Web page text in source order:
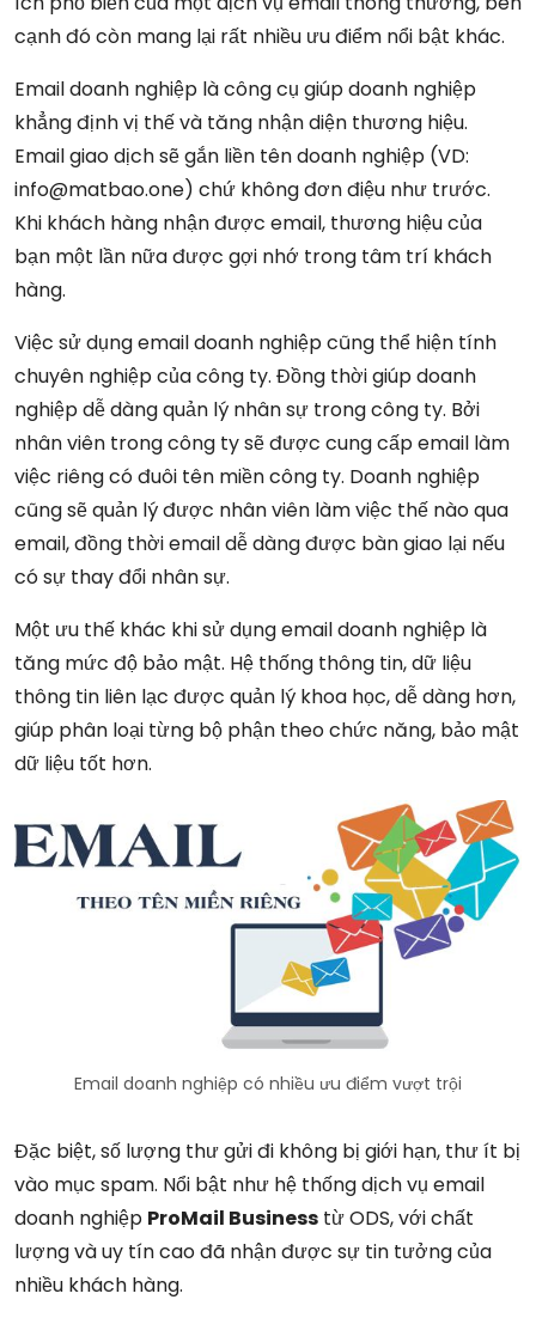
cạnh đó còn mang lại rất nhiều ưu điểm nổi bật khác.
Email doanh nghiệp là công cụ giúp doanh nghiệp
khẳng định vị thế và tăng nhận diện thương hiệu.
Email giao dịch sẽ gắn liền tên doanh nghiệp (VD:
info@matbao.one) chứ không đơn điệu như trước.
Khi khách hàng nhận được email, thương hiệu của
bạn một lần nữa được gợi nhớ trong tâm trí khách
hàng.
Việc sử dụng email doanh nghiệp cũng thể hiện tính
chuyên nghiệp của công ty. Đồng thời giúp doanh
nghiệp dễ dàng quản lý nhân sự trong công ty. Bởi
nhân viên trong công ty sẽ được cung cấp email làm
việc riêng có đuôi tên miền công ty. Doanh nghiệp
cũng sẽ quản lý được nhân viên làm việc thế nào qua
email, đồng thời email dễ dàng được bàn giao lại nếu
có sự thay đổi nhân sự.
Một ưu thế khác khi sử dụng email doanh nghiệp là
tăng mức độ bảo mật. Hệ thống thông tin, dữ liệu
thông tin liên lạc được quản lý khoa học, dễ dàng hơn,
giúp phân loại từng bộ phận theo chức năng, bảo mật
dữ liệu tốt hơn.
Email doanh nghiệp có nhiều ưu điểm vượt trội
Đặc biệt, số lượng thư gửi đi không bị giới hạn, thư ít bị
vào mục spam. Nổi bật như hệ thống dịch vụ email
doanh nghiệp ProMail Business từ ODS, với chất
lượng và uy tín cao đã nhận được sự tin tưởng của
nhiều khách hàng.